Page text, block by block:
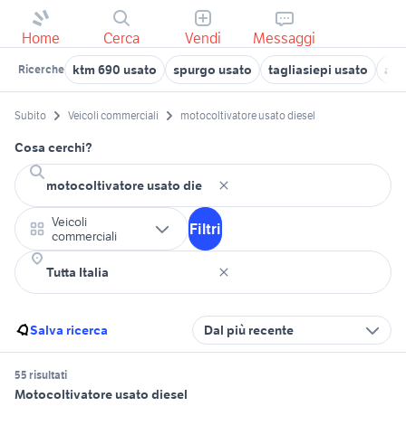
Home Cerca Vendi Messaggi
Ricerche ktm 690 usato spurgo usato tagliasiepi usato
Subito Veicoli commerciali motocoltivatore usato diesel
Cosa cerchi?
Veicoli
commerciali
Filtri
Salva ricerca Dal più recente
55 risultati
Motocoltivatore usato diesel